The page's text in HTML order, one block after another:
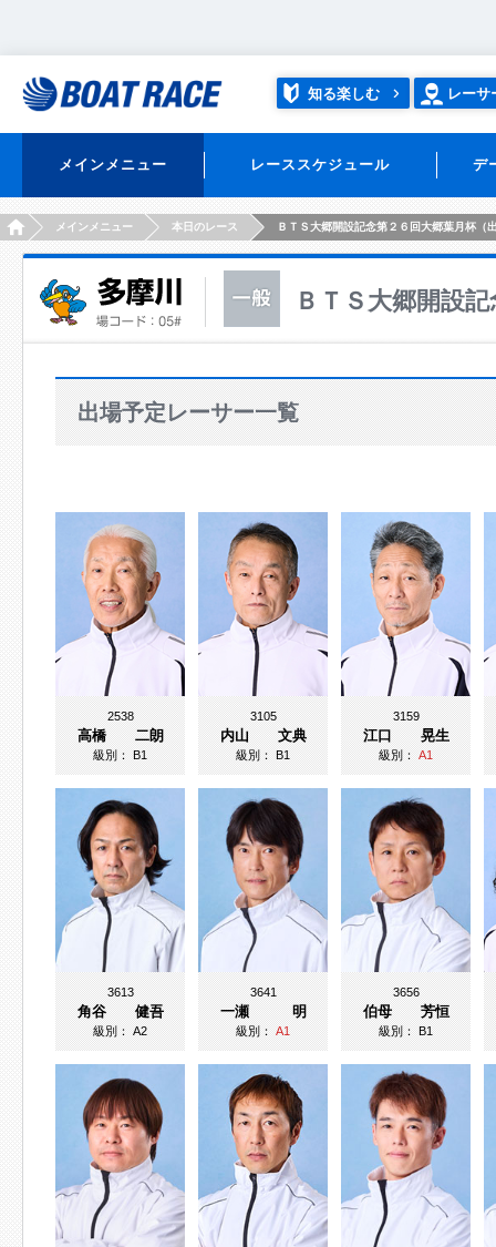
知る楽しむ レーサ
メインメニュー レーススケジュール デ
HOMEメインメニュー 本日のレース ＢＴＳ大郷開設記念第２６回大郷葉月杯（
ＢＴＳ大郷開設
出場予定レーサー一覧
2538
高橋 二朗
級別：B1
3105
内山 文典
級別：B1
3159
江口 晃生
級別：A1
3613
角谷 健吾
級別：A2
3641
一瀬 明
級別：A1
3656
伯母 芳恒
級別：B1